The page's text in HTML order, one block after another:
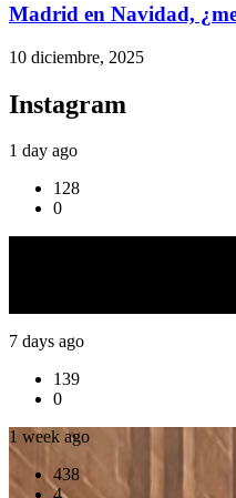
Madrid en Navidad,
10 diciembre, 2025
Instagram
1 day ago
128
0
7 days ago
139
0
1 week ago
438